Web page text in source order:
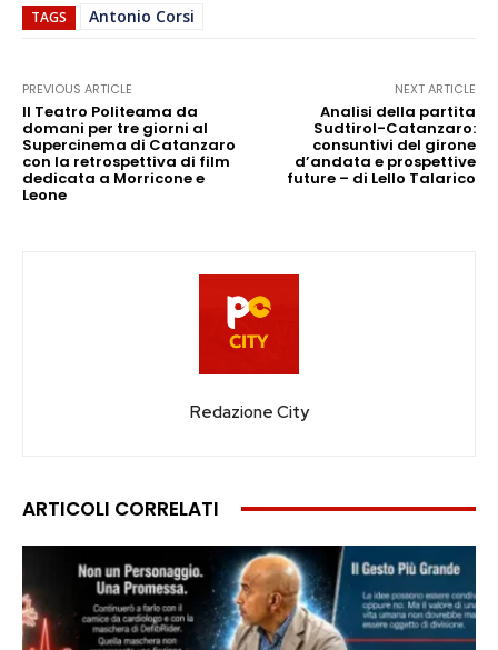
TAGS Antonio Corsi
PREVIOUS ARTICLE
Il Teatro Politeama da
domani per tre giorni al
Supercinema di Catanzaro
con la retrospettiva di film
dedicata a Morricone e
Leone
NEXT ARTICLE
Analisi della partita
Sudtirol-Catanzaro:
consuntivi del girone
d’andata e prospettive
future – di Lello Talarico
Redazione City
ARTICOLI CORRELATI